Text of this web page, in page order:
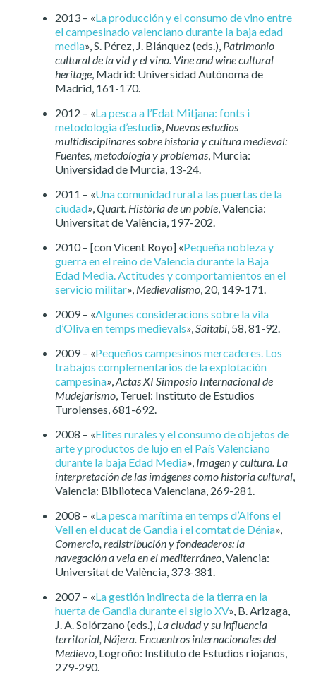
2013 – «La producción y el consumo de vino entre
el campesinado valenciano durante la baja edad
media», S. Pérez, J. Blánquez (eds.), Patrimonio
cultural de la vid y el vino. Vine and wine cultural
heritage, Madrid: Universidad Autónoma de
Madrid, 161-170.
2012 – «La pesca a l’Edat Mitjana: fonts i
metodologia d’estudi», Nuevos estudios
multidisciplinares sobre historia y cultura medieval:
Fuentes, metodología y problemas, Murcia:
Universidad de Murcia, 13-24.
2011 – «Una comunidad rural a las puertas de la
ciudad»,Quart. Història de un poble, Valencia:
Universitat de València, 197-202.
2010 – [con Vicent Royo] «Pequeña nobleza y
guerra en el reino de Valencia durante la Baja
Edad Media. Actitudes y comportamientos en el
servicio militar», Medievalismo, 20, 149-171.
2009 – «Algunes consideracions sobre la vila
d’Oliva en temps medievals»,Saitabi, 58, 81-92.
2009 – «Pequeños campesinos mercaderes. Los
trabajos complementarios de la explotación
campesina»,Actas XI Simposio Internacional de
Mudejarismo, Teruel: Instituto de Estudios
Turolenses, 681-692.
2008 – «Elites rurales y el consumo de objetos de
arte y productos de lujo en el País Valenciano
durante la baja Edad Media», Imagen y cultura. La
interpretación de las imágenes como historia cultural,
Valencia: Biblioteca Valenciana, 269-281.
2008 – «La pesca marítima en temps d’Alfons el
Vell en el ducat de Gandia i el comtat de Dénia»,
Comercio, redistribución y fondeaderos: la
navegación a vela en el mediterráneo, Valencia:
Universitat de València, 373-381.
2007 – «La gestión indirecta de la tierra en la
huerta de Gandia durante el siglo XV», B. Arizaga,
J. A. Solórzano (eds.), La ciudad y su influencia
territorial, Nájera. Encuentros internacionales del
Medievo, Logroño: Instituto de Estudios riojanos,
279-290.